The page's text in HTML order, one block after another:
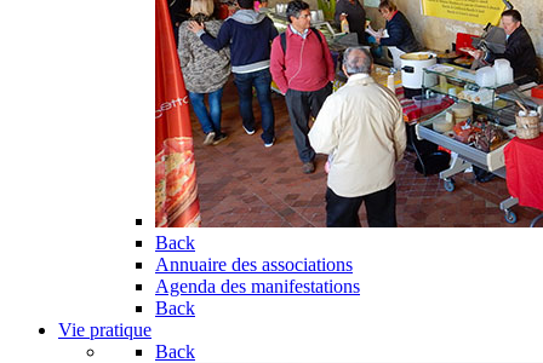
Back
Annuaire des associations
Agenda des manifestations
Back
Vie pratique
Back